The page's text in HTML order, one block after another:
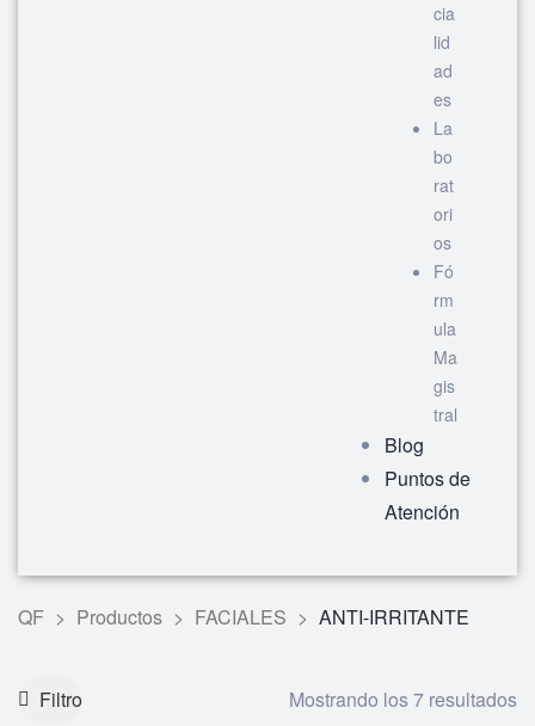
cia
lid
ad
es
La
bo
rat
ori
os
Fó
rm
ula
Ma
gis
tral
Blog
Puntos de
Atención
QF > Productos > FACIALES > ANTI-IRRITANTE
Filtro Mostrando los 7 resultados